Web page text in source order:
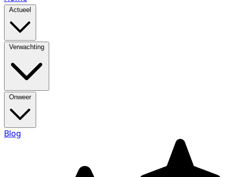
Actueel
Verwachting
Onweer
Blog